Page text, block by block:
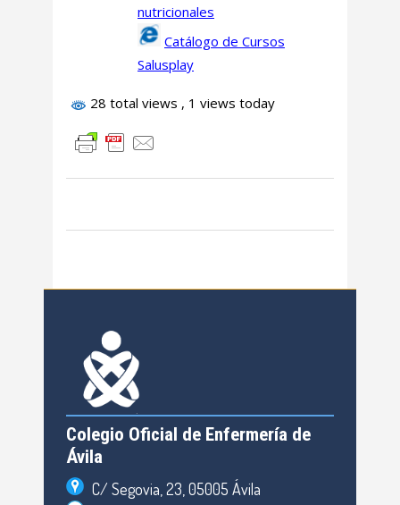
nutricionales
Catálogo de Cursos
Salusplay
28 total views , 1 views today
Colegio Oficial de Enfermería de
Ávila
C/ Segovia, 23, 05005 Ávila